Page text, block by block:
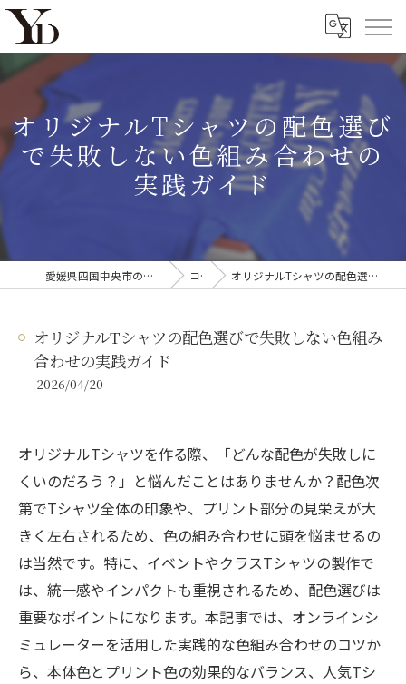
オリジナルTシャツの配色選び
で失敗しない色組み合わせの
実践ガイド
愛媛県四国中央市のオリジナルTシャツならYanagi'D コラム オリジナルTシャツの配色選びで失敗しない色組み合わせの実践ガイド
オリジナルTシャツの配色選びで失敗しない色組み
合わせの実践ガイド
2026/04/20
オリジナルTシャツを作る際、「どんな配色が失敗しに
くいのだろう？」と悩んだことはありませんか？配色次
第でTシャツ全体の印象や、プリント部分の見栄えが大
きく左右されるため、色の組み合わせに頭を悩ませるの
は当然です。特に、イベントやクラスTシャツの製作で
は、統一感やインパクトも重視されるため、配色選びは
重要なポイントになります。本記事では、オンラインシ
ミュレーターを活用した実践的な色組み合わせのコツか
ら、本体色とプリント色の効果的なバランス、人気Tシ